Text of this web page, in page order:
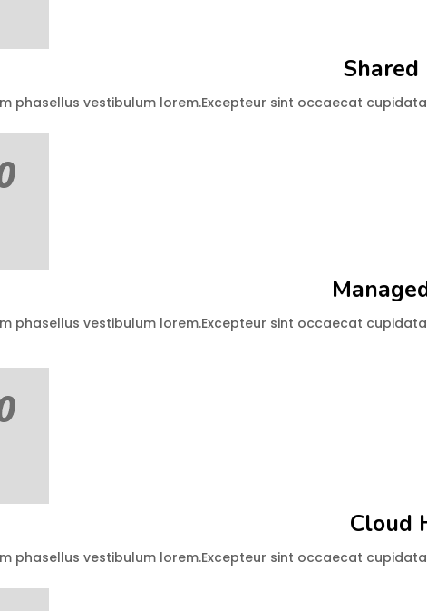
phasellus vestibulum lorem.Excepteur sint occaecat
phasellus vestibulum lorem.Excepteur sint occaecat
Cloud
phasellus vestibulum lorem.Excepteur sint occaecat